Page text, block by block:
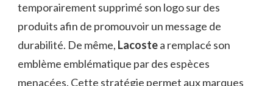
temporairement supprimé son logo sur des
produits afin de promouvoir un message de
durabilité. De même, Lacostea remplacé son
emblème emblématique par des espèces
menacées. Cette stratégie permet aux marques